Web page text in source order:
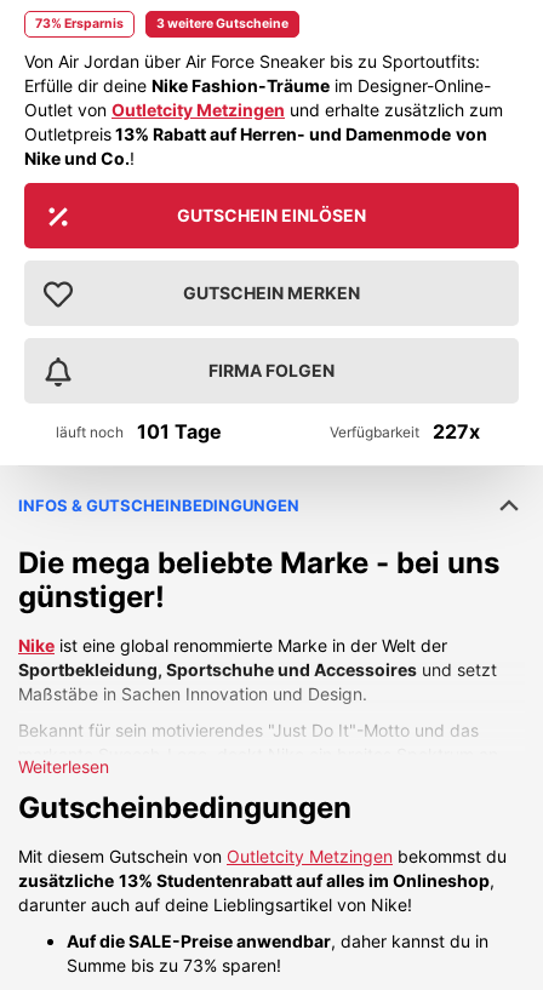
73% Ersparnis 3 weitere Gutscheine
Von Air Jordan über Air Force Sneaker bis zu Sportoutfits:
Erfülle dir deine Nike Fashion-Träume im Designer-Online-
Outlet von Outletcity Metzingen und erhalte zusätzlich zum
Outletpreis13% Rabatt auf Herren- und Damenmode von
Nike und Co.!
GUTSCHEIN EINLÖSEN
GUTSCHEIN MERKEN
FIRMA FOLGEN
läuft noch 101 Tage Verfügbarkeit 227x
INFOS & GUTSCHEINBEDINGUNGEN
Die mega beliebte Marke - bei uns
günstiger!
Nike ist eine global renommierte Marke in der Welt der
Sportbekleidung, Sportschuhe und Accessoires und setzt
Maßstäbe in Sachen Innovation und Design.
Bekannt für sein motivierendes "Just Do It"-Motto und das
Sportarten ab, einschließlich Laufen, Fußball und Basketball.
Ebenso ist sie ein Trendsetter in Sachen Streetwear und
alltäglicher Mode für Uni und Co.
Die Marke engagiert sich on top für Nachhaltigkeit und pflegt
Partnerschaften mit Spitzenathlet:innen aus der ganzen Welt.
Zu den herausragenden Produkt-Beispielen gehören die
Weiterlesen
Gutscheinbedingungen
Mit diesem Gutschein von Outletcity Metzingen bekommst du
zusätzliche 13% Studentenrabatt auf alles im Onlineshop,
darunter auch auf deine Lieblingsartikel von Nike!
Auf die SALE-Preise anwendbar, daher kannst du in
Summe bis zu 73% sparen!